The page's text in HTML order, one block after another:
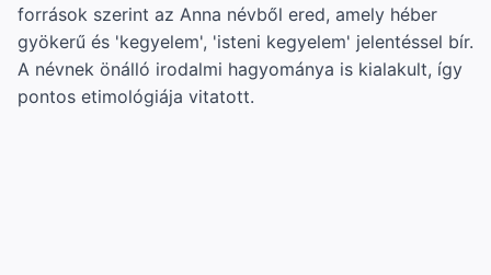
források szerint az Anna névből ered, amely héber
gyökerű és 'kegyelem', 'isteni kegyelem' jelentéssel bír.
A névnek önálló irodalmi hagyománya is kialakult, így
pontos etimológiája vitatott.